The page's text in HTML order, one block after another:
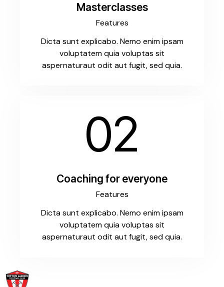
Masterclasses
Features
Dicta sunt explicabo. Nemo enim ipsam
voluptatem quia voluptas sit
aspernaturaut odit aut fugit, sed quia.
02
Coaching for everyone
Features
Dicta sunt explicabo. Nemo enim ipsam
voluptatem quia voluptas sit
aspernaturaut odit aut fugit, sed quia.